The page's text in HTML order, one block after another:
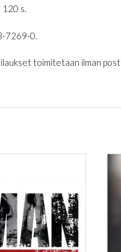
120 s.
7269-0.
toimitetaan ilman